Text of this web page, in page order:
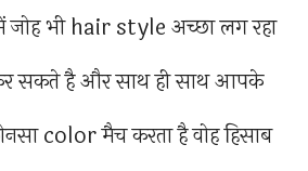
भी hair style अच्छा लग रहा
सकते है और साथ ही साथ आपके
color मैच करता है वोह हिसाब